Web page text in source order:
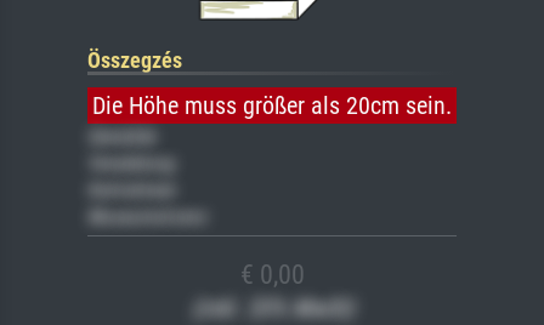
Összegzés
Die Höhe muss größer als 20cm sein.
Veredelung
Museumslizenz
€ 0,00
(inkl. 20% MwSt)